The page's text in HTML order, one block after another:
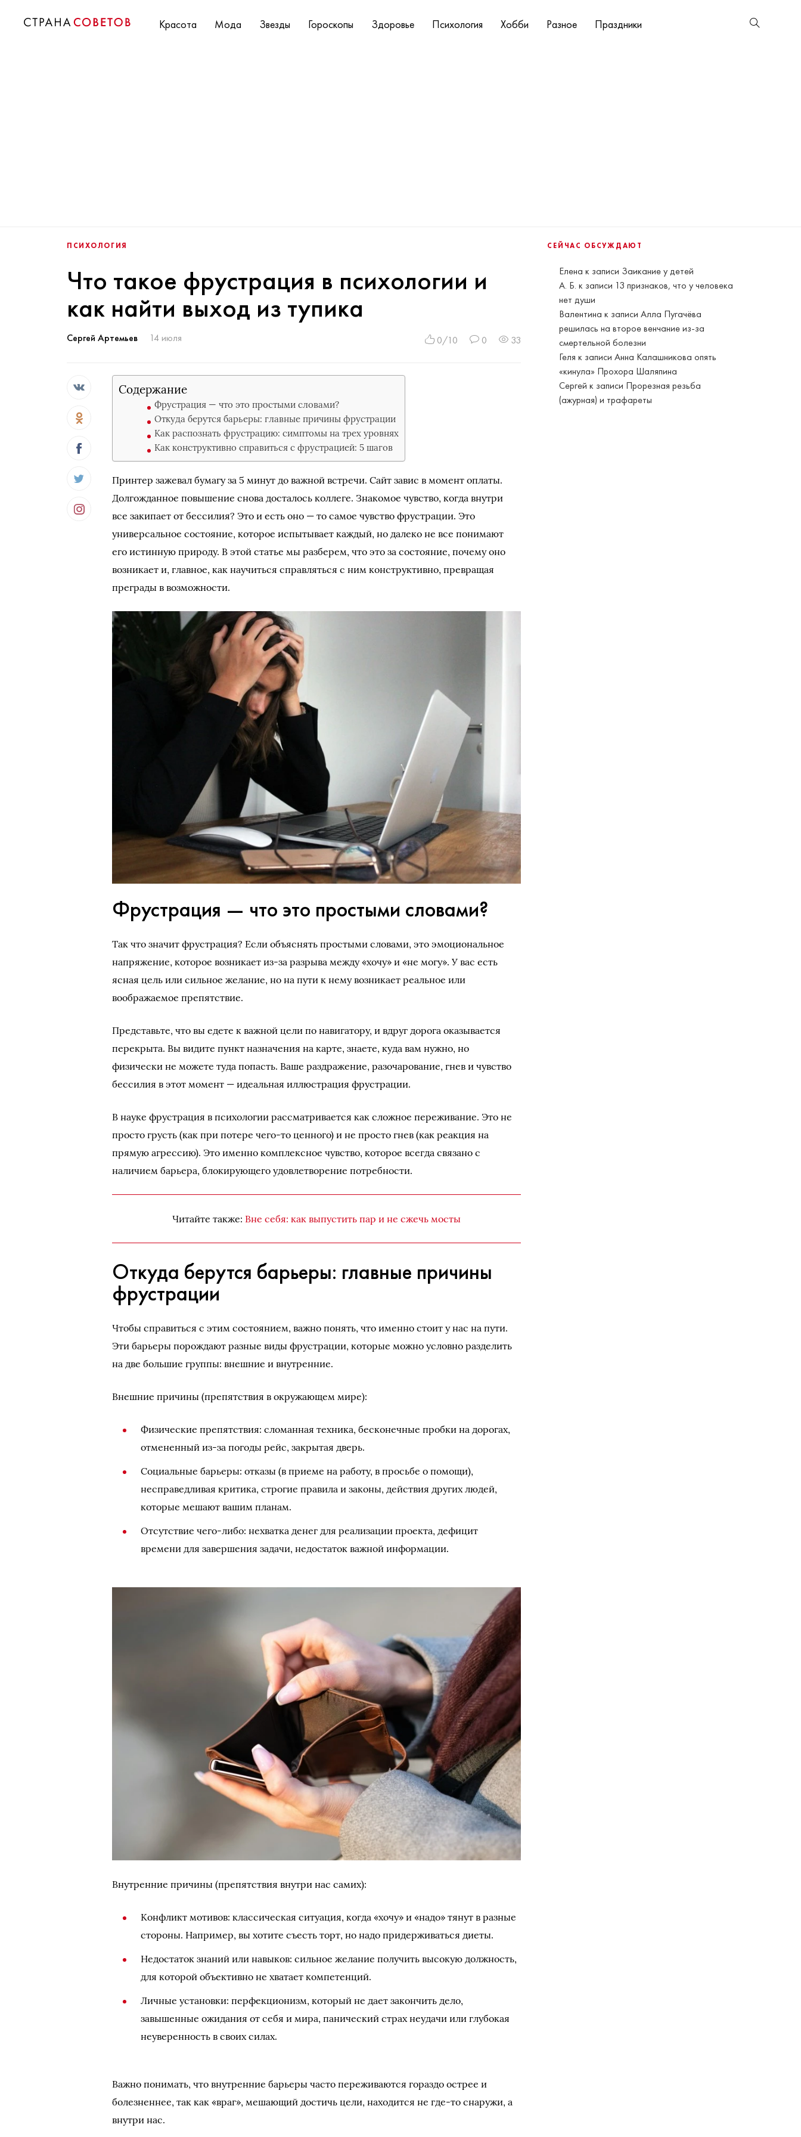
Красота Мода Звезды Гороскопы Здоровье Психология Хобби Разное Праздники
СЕЙЧАС ОБСУЖДАЮТ
Елена к записи Заикание у детей
А. Б. к записи 13 признаков, что у человека
нет души
Валентина к записиАлла Пугачёва
решилась на второе венчание из-за
смертельной болезни
Геля к записиАнна Калашникова опять
«кинула» Прохора Шаляпина
Сергей к записи Прорезная резьба
(ажурная) и трафареты
ПСИХОЛОГИЯ
Что такое фрустрация в психологии и
как найти выход из тупика
Сергей Артемьев 14 июля 0/10 0 33
Содержание
Фрустрация — что это простыми словами?
Откуда берутся барьеры: главные причины фрустрации
Как распознать фрустрацию: симптомы на трех уровнях
Как конструктивно справиться с фрустрацией: 5 шагов
Принтер зажевал бумагу за 5 минут до важной встречи. Сайт завис в момент оплаты.
Долгожданное повышение снова досталось коллеге. Знакомое чувство, когда внутри
все закипает от бессилия? Это и есть оно — то самое чувство фрустрации. Это
универсальное состояние, которое испытывает каждый, но далеко не все понимают
его истинную природу. В этой статье мы разберем, что это за состояние, почему оно
возникает и, главное, как научиться справляться с ним конструктивно, превращая
преграды в возможности.
Фрустрация — что это простыми словами?
Так что значит фрустрация? Если объяснять простыми словами, это эмоциональное
напряжение, которое возникает из-за разрыва между «хочу» и «не могу». У вас есть
ясная цель или сильное желание, но на пути к нему возникает реальное или
воображаемое препятствие.
Представьте, что вы едете к важной цели по навигатору, и вдруг дорога оказывается
перекрыта. Вы видите пункт назначения на карте, знаете, куда вам нужно, но
физически не можете туда попасть. Ваше раздражение, разочарование, гнев и чувство
бессилия в этот момент — идеальная иллюстрация фрустрации.
В науке фрустрация в психологии рассматривается как сложное переживание. Это не
просто грусть (как при потере чего-то ценного) и не просто гнев (как реакция на
прямую агрессию). Это именно комплексное чувство, которое всегда связано с
наличием барьера, блокирующего удовлетворение потребности.
Читайте также: Вне себя: как выпустить пар и не сжечь мосты
Откуда берутся барьеры: главные причины
фрустрации
Чтобы справиться с этим состоянием, важно понять, что именно стоит у нас на пути.
Эти барьеры порождают разные виды фрустрации, которые можно условно разделить
на две большие группы: внешние и внутренние.
Внешние причины (препятствия в окружающем мире):
Физические препятствия: сломанная техника, бесконечные пробки на дорогах,
отмененный из-за погоды рейс, закрытая дверь.
Социальные барьеры: отказы (в приеме на работу, в просьбе о помощи),
несправедливая критика, строгие правила и законы, действия других людей,
которые мешают вашим планам.
Отсутствие чего-либо: нехватка денег для реализации проекта, дефицит
времени для завершения задачи, недостаток важной информации.
Внутренние причины (препятствия внутри нас самих):
Конфликт мотивов: классическая ситуация, когда «хочу» и «надо» тянут в разные
стороны. Например, вы хотите съесть торт, но надо придерживаться диеты.
Недостаток знаний или навыков: сильное желание получить высокую должность,
для которой объективно не хватает компетенций.
Личные установки: перфекционизм, который не дает закончить дело,
завышенные ожидания от себя и мира, панический страх неудачи или глубокая
неуверенность в своих силах.
Важно понимать, что внутренние барьеры часто переживаются гораздо острее и
болезненнее, так как «враг», мешающий достичь цели, находится не где-то снаружи, а
внутри нас.